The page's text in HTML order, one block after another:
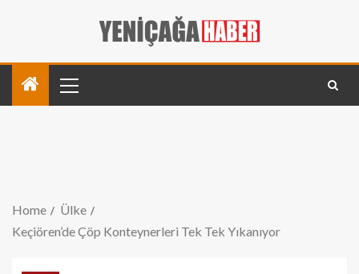
Home
Ülke
Keçiören’de Çöp Konteynerleri Tek Tek Yıkanıyor